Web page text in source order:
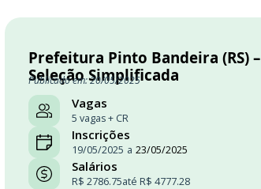
Prefeitura Pinto Bandeira (RS) –
Seleção Simplificada
Publicado em: 20/05/2025
Vagas
5 vagas + CR
Inscrições
19/05/2025 a 23/05/2025
Salários
R$ 2786.75até R$ 4777.28